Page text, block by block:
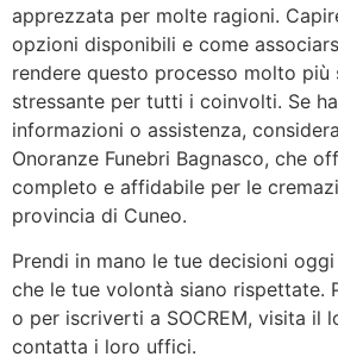
apprezzata per molte ragioni.
opzioni disponibili e come
rendere questo processo molto più
stressante per tutti i coinvolti. Se
informazioni o assistenza,
Onoranze Funebri Bagnasco, che
completo e affidabile per le
provincia di Cuneo.
Prendi in mano le tue decisioni
che le tue volontà siano rispettate.
o per iscriverti a SOCREM, visita il
contatta i loro uffici.